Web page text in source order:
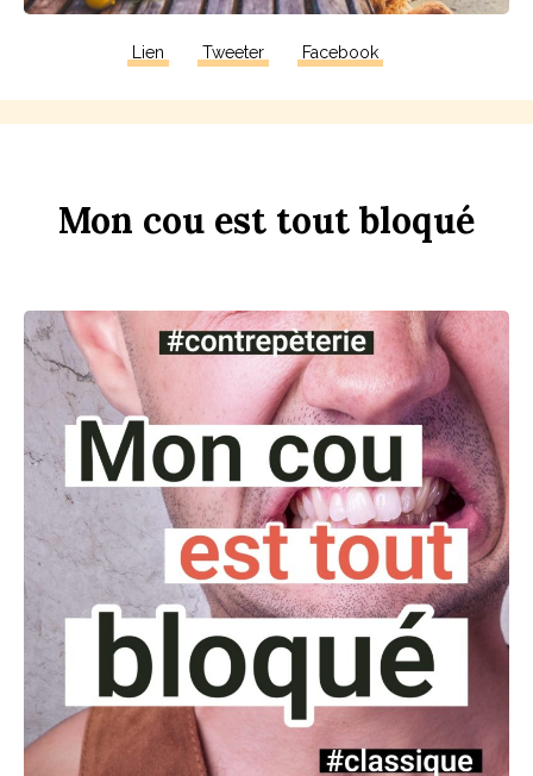
Lien Tweeter Facebook
Mon cou est tout bloqué